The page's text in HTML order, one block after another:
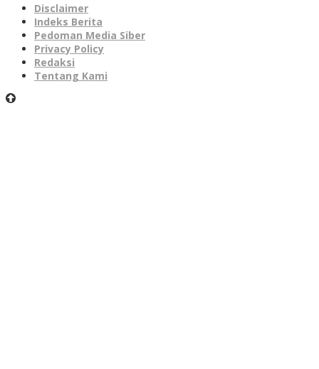
Disclaimer
Indeks Berita
Pedoman Media Siber
Privacy Policy
Redaksi
Tentang Kami